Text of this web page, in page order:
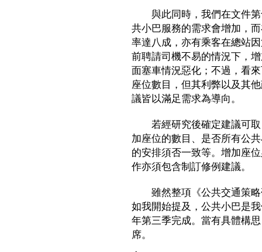
與此同時，我們在文件第
共小巴服務的需求會增加，
率達八成，亦有乘客在總站
前聘請司機不易的情況下，
面塞車情況惡化；不過，看
座位數目，但其利弊以及其
議皆以滿足需求為導向。
若經研究後確定建議可取
加座位的數目、是否所有公
的安排須否一致等。增加座
作亦須包含制訂修例建議。
雖然整項《公共交通策略
如我開始提及，公共小巴是
年第三季完成。當有具體構
席。